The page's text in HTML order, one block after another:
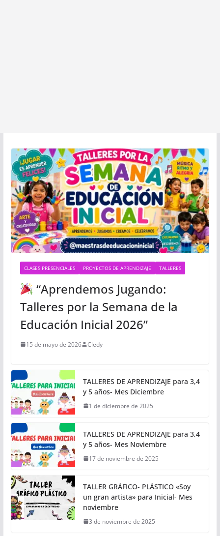
CLASES PRESENCIALES PROYECTOS DE APRENDIZAJE TALLERES
“Aprendemos Jugando:
Talleres por la Semana de la
Educación Inicial 2026”
15 de mayo de 2026 Cledy
TALLERES DE APRENDIZAJE para 3,4
y 5 años- Mes Diciembre
1 de diciembre de 2025
TALLERES DE APRENDIZAJE para 3,4
y 5 años- Mes Noviembre
17 de noviembre de 2025
TALLER GRÁFICO- PLÁSTICO «Soy
un gran artista» para Inicial- Mes
noviembre
3 de noviembre de 2025